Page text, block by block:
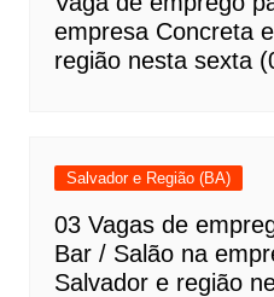
empresa Concreta
região nesta sexta
Salvador e Região (BA)
03 Vagas de
Bar / Salão na
Salvador e região